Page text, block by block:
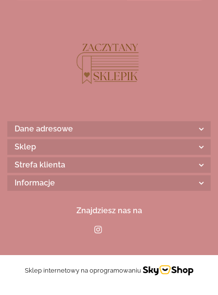
Dane adresowe
Sklep
Strefa klienta
Informacje
Znajdziesz nas na
Sklep internetowy na oprogramowaniu